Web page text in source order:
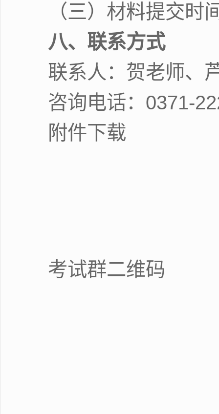
（三）材料提交
八、联系方式
联系人：贺老师、
咨询电话：0371-
附件下载
考试群二维码